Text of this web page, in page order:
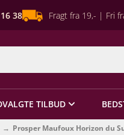
38 Fragt fra 19,- | Fri
TILBUD
Prosper Maufoux Horizon du